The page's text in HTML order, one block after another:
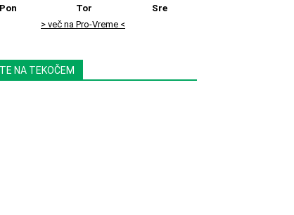
Pon
Tor
Sre
> več na Pro-Vreme <
NA TEKOČEM